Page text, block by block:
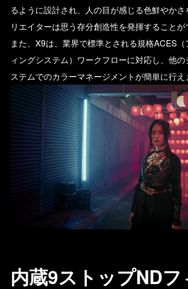
るように設計され、人の目が感じる色鮮やか
リエイターは思う存分創造性を発揮することが
また、X9は、業界で標準とされる規格ACES
ィングシステム）ワークフローに対応し、他
ステムでのカラーマネージメントが簡単に行え
内蔵9ストップND